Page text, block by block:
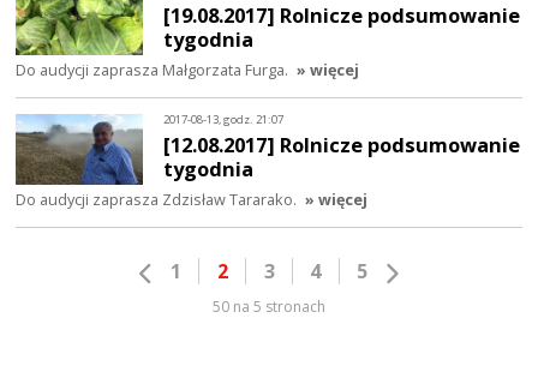
[19.08.2017] Rolnicze podsumowanie
tygodnia
Do audycji zaprasza Małgorzata Furga. » więcej
2017-08-13, godz. 21:07
[12.08.2017] Rolnicze podsumowanie
tygodnia
Do audycji zaprasza Zdzisław Tararako. » więcej
1 2 3 4 5
50 na 5 stronach